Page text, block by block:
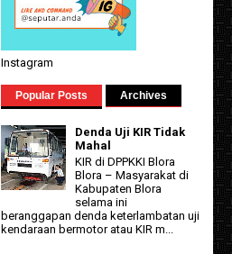
Instagram
Popular Posts Archives
Denda Uji KIR Tidak
Mahal
KIR di DPPKKI Blora
Blora – Masyarakat di
Kabupaten Blora
selama ini
beranggapan denda keterlambatan uji
kendaraan bermotor atau KIR m...